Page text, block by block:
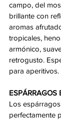
campo, del
brillante con
aromas
tropicales,
armónico,
retrogusto.
para
Los
perfectamente